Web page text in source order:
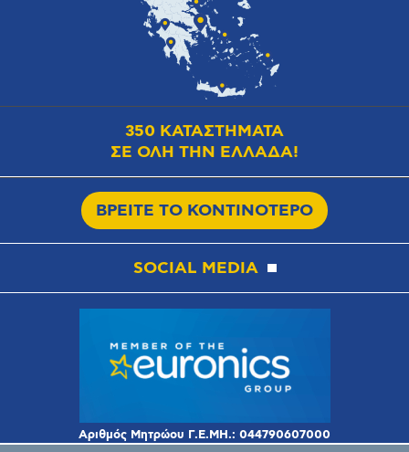
350 ΚΑΤΑΣΤΗΜΑΤΑ
ΣΕ ΟΛΗ ΤΗΝ ΕΛΛΑΔΑ!
ΒΡΕΙΤΕ ΤΟ ΚΟΝΤΙΝΟΤΕΡΟ
SOCIAL MEDIA